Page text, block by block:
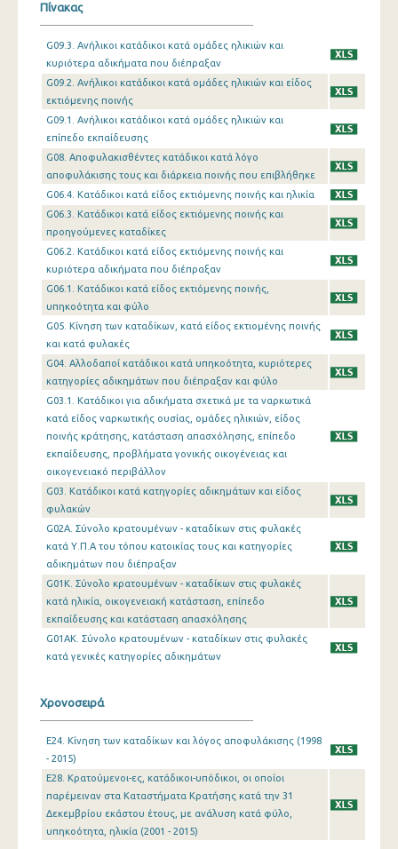
Πίνακας
G09.3. Ανήλικοι κατάδικοι κατά ομάδες ηλικιών και
κυριότερα αδικήματα που διέπραξαν
G09.2. Ανήλικοι κατάδικοι κατά ομάδες ηλικιών και είδος
εκτιόμενης ποινής
G09.1. Ανήλικοι κατάδικοι κατά ομάδες ηλικιών και
επίπεδο εκπαίδευσης
G08. Αποφυλακισθέντες κατάδικοι κατά λόγο
αποφυλάκισης τους και διάρκεια ποινής που επιβλήθηκε
G06.4. Κατάδικοι κατά είδος εκτιόμενης ποινής και ηλικία
G06.3. Κατάδικοι κατά είδος εκτιόμενης ποινής και
προηγούμενες καταδίκες
G06.2. Κατάδικοι κατά είδος εκτιόμενης ποινής και
κυριότερα αδικήματα που διέπραξαν
G06.1. Κατάδικοι κατά είδος εκτιόμενης ποινής,
υπηκοότητα και φύλο
G05. Κίνηση των καταδίκων, κατά είδος εκτιομένης ποινής
και κατά φυλακές
G04. Αλλοδαποί κατάδικοι κατά υπηκοότητα, κυριότερες
κατηγορίες αδικημάτων που διέπραξαν και φύλο
G03.1. Κατάδικοι για αδικήματα σχετικά με τα ναρκωτικά
κατά είδος ναρκωτικής ουσίας, ομάδες ηλικιών, είδος
ποινής κράτησης, κατάσταση απασχόλησης, επίπεδο
εκπαίδευσης, προβλήματα γονικής οικογένειας και
οικογενειακό περιβάλλον
G03. Κατάδικοι κατά κατηγορίες αδικημάτων και είδος
φυλακών
G02A. Σύνολο κρατουμένων - καταδίκων στις φυλακές
κατά Υ.Π.Α του τόπου κατοικίας τους και κατηγορίες
αδικημάτων που διέπραξαν
G01K. Σύνολο κρατουμένων - καταδίκων στις φυλακές
κατά ηλικία, οικογενειακή κατάσταση, επίπεδο
εκπαίδευσης και κατάσταση απασχόλησης
G01AK. Σύνολο κρατουμένων - καταδίκων στις φυλακές
κατά γενικές κατηγορίες αδικημάτων
Χρονοσειρά
E24. Κίνηση των καταδίκων και λόγος αποφυλάκισης (1998
- 2015)
E28. Κρατούμενοι-ες, κατάδικοι-υπόδικοι, οι οποίοι
παρέμειναν στα Καταστήματα Κρατήσης κατά την 31
Δεκεμβρίου εκάστου έτους, με ανάλυση κατά φύλο,
υπηκοότητα, ηλικία (2001 - 2015)